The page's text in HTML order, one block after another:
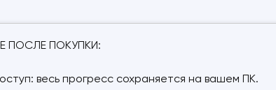
ПОСЛЕ ПОКУПКИ:
весь прогресс сохраняется на вашем ПК.